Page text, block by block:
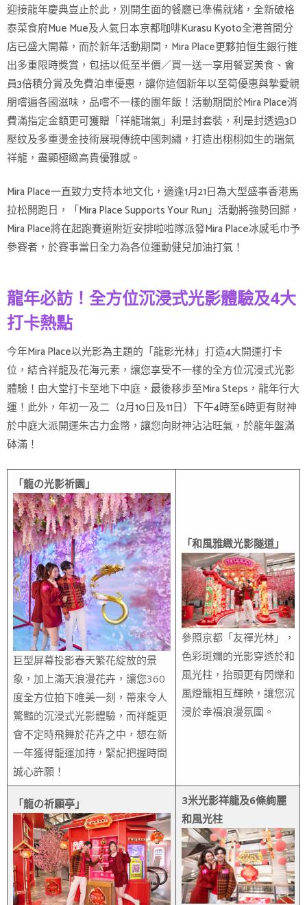
迎接龍年慶典豈止於此，別開生面的餐廳已準備就緒，全新破格
泰菜食府Mue Mue及人氣日本京都咖啡Kurasu Kyoto全港首間分
店已盛大開幕，而於新年活動期間，Mira Place更夥拍恒生銀行推
出多重限時獎賞，包括以低至半價／買一送一享用餐宴美食、會
員3倍積分賞及免費泊車優惠，讓你這個新年以至筍優惠與摯愛親
朋嚐遍各國滋味，品嚐不一樣的團年飯！活動期間於Mira Place消
費滿指定金額更可獲贈「祥龍瑞氣」利是封套裝，利是封透過3D
壓紋及多重燙金技術展現傳統中國刺繡，打造出栩栩如生的瑞氣
祥龍，盡顯極緻高貴優雅感。
Mira Place一直致力支持本地文化，適逢1月21日為大型盛事香港馬
拉松開跑日，「Mira Place Supports Your Run」活動將強勢回歸，
Mira Place將在起跑賽道附近安排啦啦隊派發Mira Place冰感毛巾予
參賽者，於賽事當日全力為各位運動健兒加油打氣！
龍年必訪！全方位沉浸式光影體驗及4大
打卡熱點
今年Mira Place以光影為主題的「龍影光林」打造4大開運打卡
位，結合祥龍及花海元素，讓您享受不一樣的全方位沉浸式光影
體驗！由大堂打卡至地下中庭，最後移步至Mira Steps，龍年行大
運！此外，年初一及二（2月10日及11日）下午4時至6時更有財神
於中庭大派開運朱古力金幣，讓您向財神沾沾旺氣，於龍年盤滿
砵滿！
「龍の光影祈園」
巨型屏幕投影春天繁花綻放的景
象，加上滿天浪漫花卉，讓您360
度全方位拍下唯美一刻，帶來令人
驚豔的沉浸式光影體驗，而祥龍更
會不定時飛舞於花卉之中，想在新
一年獲得龍運加持，緊記把握時間
誠心許願！
「和風雅緻光影隧道」
參照京都「友禪光林」，
色彩斑斕的光影穿透於和
風光柱，抬頭更有閃爍和
風燈籠相互輝映，讓您沉
浸於幸福浪漫氛圍。
「龍の祈願亭」
3米光影祥龍及6條絢麗
和風光柱